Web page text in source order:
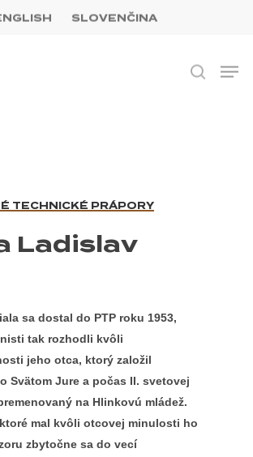
facebook
youtubeinstagram
TECHNICKÉ PRÁPORY
Ladislav
sa dostal do PTP roku 1953,
tak rozhodli kvôli
jeho otca, ktorý založil
Svätom Jure a počas II. svetovej
na Hlinkovú mládež.
mal kvôli otcovej minulosti ho
zbytočne sa do vecí
Menu